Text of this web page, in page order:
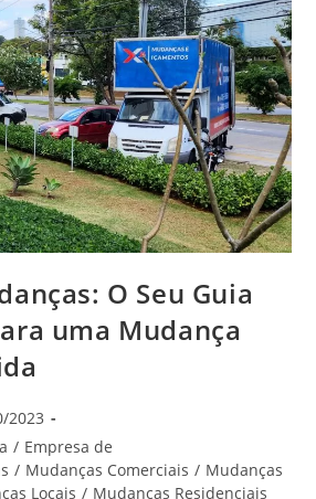
O Seu Guia
uma Mudança
2023
/ Empresa de
/ Mudanças Comerciais / Mudanças
Locais / Mudanças Residenciais